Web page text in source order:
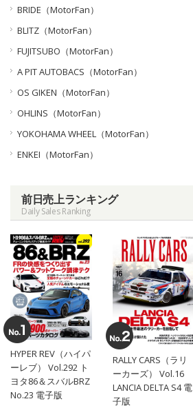
BRIDE（MotorFan）
BLITZ（MotorFan）
FUJITSUBO（MotorFan）
A PIT AUTOBACS（MotorFan）
OS GIKEN（MotorFan）
OHLINS（MotorFan）
YOKOHAMA WHEEL（MotorFan）
ENKEI（MotorFan）
前日売上ランキング
Daily Sales Ranking
HYPER REV（ハイパ
ーレブ） Vol.292 ト
ヨタ86＆スバルBRZ
No.23 電子版
RALLY CARS（ラリ
ーカーズ） Vol.16
LANCIA DELTA S4 電
子版